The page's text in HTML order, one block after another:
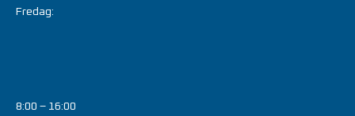
Fredag:
8:00 – 16:00